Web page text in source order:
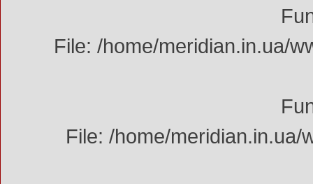
File: /home/meridian.in.ua/
File: /home/